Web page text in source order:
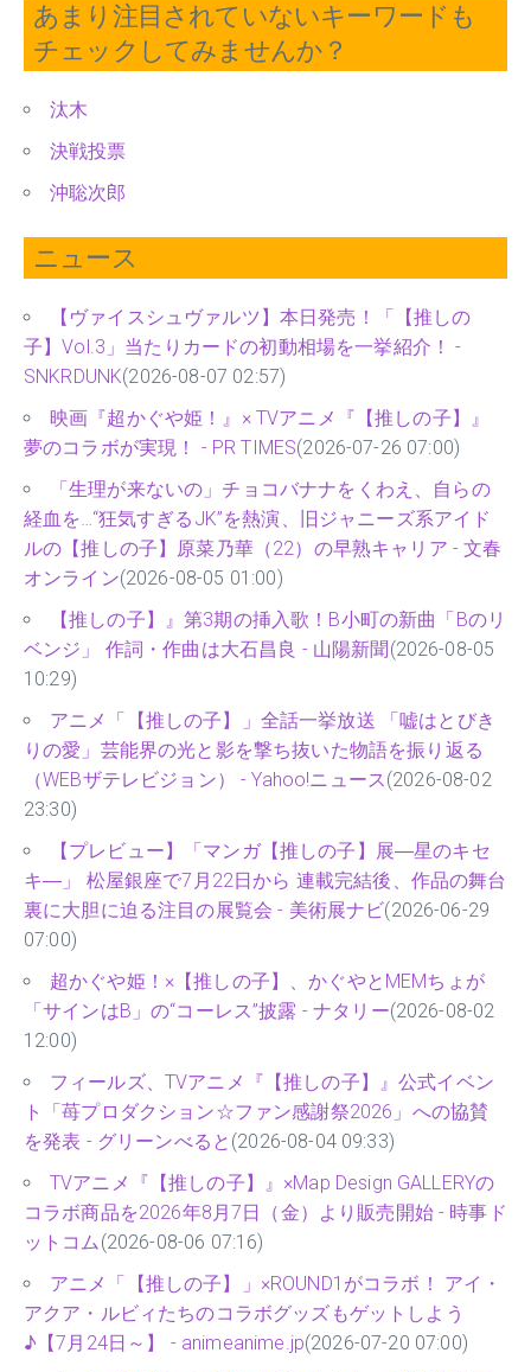
あまり注目されていないキーワードも
チェックしてみませんか？
汰木
決戦投票
沖聡次郎
ニュース
【ヴァイスシュヴァルツ】本日発売！「【推しの
子】Vol.3」当たりカードの初動相場を一挙紹介！ -
SNKRDUNK(2026-08-07 02:57)
映画『超かぐや姫！』× TVアニメ『【推しの子】』
夢のコラボが実現！ - PR TIMES(2026-07-26 07:00)
「生理が来ないの」チョコバナナをくわえ、自らの
経血を…“狂気すぎるJK”を熱演、旧ジャニーズ系アイド
ルの【推しの子】原菜乃華（22）の早熟キャリア - 文春
オンライン(2026-08-05 01:00)
【推しの子】』第3期の挿入歌！B小町の新曲「Bのリ
ベンジ」 作詞・作曲は大石昌良 - 山陽新聞 (2026-08-05
10:29)
アニメ「【推しの子】」全話一挙放送 「嘘はとびき
りの愛」芸能界の光と影を撃ち抜いた物語を振り返る
（WEBザテレビジョン） - Yahoo!ニュース(2026-08-02
23:30)
【プレビュー】「マンガ【推しの子】展―星のキセ
キ―」 松屋銀座で7月22日から 連載完結後、作品の舞台
裏に大胆に迫る注目の展覧会 - 美術展ナビ(2026-06-29
07:00)
超かぐや姫！×【推しの子】、かぐやとMEMちょが
「サインはB」の“コーレス”披露 - ナタリー(2026-08-02
12:00)
フィールズ、TVアニメ『【推しの子】』公式イベン
ト「苺プロダクション☆ファン感謝祭2026」への協賛
を発表 - グリーンべると (2026-08-04 09:33)
TVアニメ『【推しの子】』×Map Design GALLERYの
コラボ商品を2026年8月7日（金）より販売開始 - 時事ド
ットコム(2026-08-06 07:16)
アニメ「【推しの子】」×ROUND1がコラボ！ アイ・
アクア・ルビィたちのコラボグッズもゲットしよう
♪【7月24日～】 - animeanime.jp(2026-07-20 07:00)